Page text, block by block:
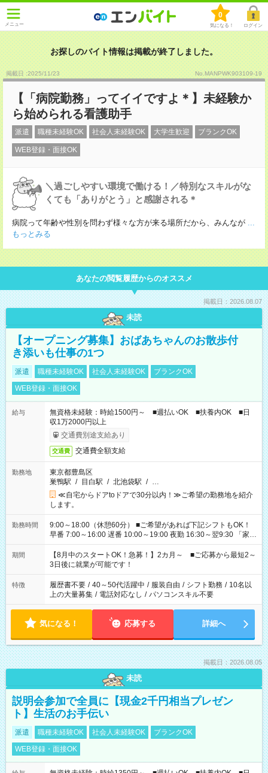
メニュー
0
気になる！ ログイン
お探しのバイト情報は掲載が終了しました。
掲載日 :2025/11/23 No.MANPWK903109-19
【「病院勤務」ってイイですよ＊】未経験か
ら始められる看護助手
派遣 職種未経験OK 社会人未経験OK 大学生歓迎 ブランクOK
WEB登録・面接OK
＼過ごしやすい環境で働ける！／特別なスキルがな
くても「ありがとう」と感謝される＊
病院って年齢や性別を問わず様々な方が来る場所だから、みんなが ...
もっとみる
あなたの閲覧履歴からのオススメ
掲載日：2026.08.07
未読
【オープニング募集】おばあちゃんのお散歩付
き添いも仕事の1つ
派遣 職種未経験OK 社会人未経験OK
ブランクOK
WEB登録・面接OK
給与
無資格未経験：時給1500円～ ■週払いOK ■扶養内OK ■日
収1万2000円以上
交通費別途支給あり
交通費 交通費全額支給
勤務地
東京都豊島区
巣鴨駅 / 目白駅 / 北池袋駅 / …
≪自宅からドアtoドアで30分以内！≫ご希望の勤務地を紹介
します。
勤務時間
9:00～18:00（休憩60分） ■ご希望があれば下記シフトもOK！
早番 7:00～16:00 遅番 10:00～19:00 夜勤 16:30～翌9:30 「家族
と休みを合わせたい」 「余裕を持って夕飯の準備がしたい」
「できれば残業はしたくない」 など、ご希望を教えてください
ね。 ※Wワーク希望の方へ 今ご覧のお仕事で希望する勤務時間
と、もう1つのお仕事の勤務時間。 合計で週40時間を超える場
合は応募できません。
期間
【8月中のスタートOK！急募！】2カ月～ ■ご応募から最短2～
3日後に就業が可能です！
特徴 履歴書不要 / 40～50代活躍中 / 服装自由 / シフト勤務 / 10名以
上の大量募集 / 電話対応なし / パソコンスキル不要
気になる！ 応募する 詳細へ
掲載日：2026.08.05
未読
説明会参加で全員に【現金2千円相当プレゼン
ト】生活のお手伝い
派遣 職種未経験OK 社会人未経験OK
ブランクOK
WEB登録・面接OK